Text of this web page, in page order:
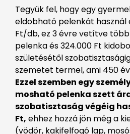
Tegyük fel, hogy egy
eldobható pelenkát használ
Ft/db, ez 3 évre vetítve
pelenka és 324.000 Ft
születésétől
szemetet termel, ami 450
Ezzel szemben egy
mosható pelenka szett
szobatisztaság végéig
Ft, ehhez hozzá jön még a
(vödör, kakifelfogó lap,